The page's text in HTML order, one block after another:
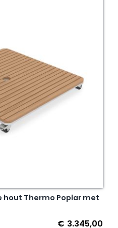
hout Thermo Poplar met
€ 3.345,00